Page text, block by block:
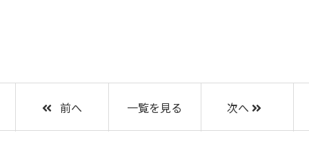
前へ 一覧を見る 次へ